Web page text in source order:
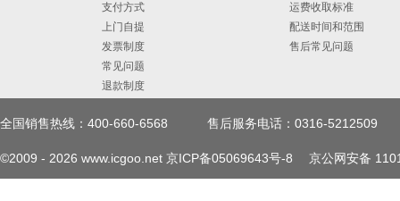
支付方式
上门自提
发票制度
常见问题
退款制度
运费收取标准
配送时间和范围
售后常见问题
全国销售热线：400-660-6568 售后服务电话：0316-5212509
©2009 - 2026 www.icgoo.net 京ICP备05069643号-8 京公网安备